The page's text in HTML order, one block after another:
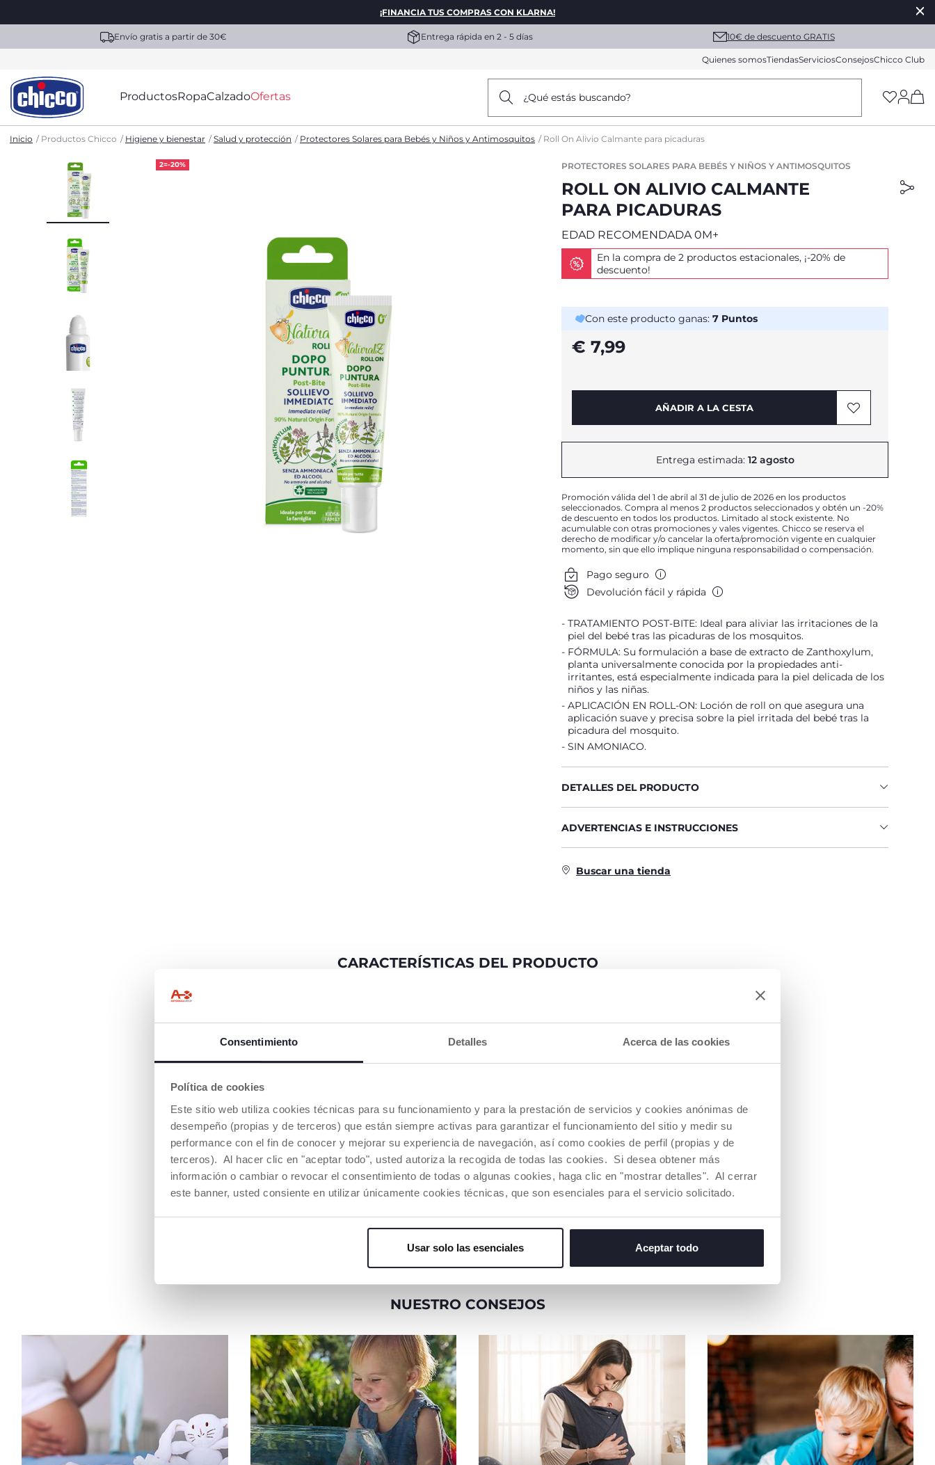
Consentimiento Detalles Acerca de las cookies
Política de cookies
Este sitio web utiliza cookies técnicas para su funcionamiento y para la prestación de servicios y cookies anónimas de
desempeño (propias y de terceros) que están siempre activas para garantizar el funcionamiento del sitio y medir su
performance con el fin de conocer y mejorar su experiencia de navegación, así como cookies de perfil (propias y de
terceros). Al hacer clic en "aceptar todo", usted autoriza la recogida de todas las cookies. Si desea obtener más
información o cambiar o revocar el consentimiento de todas o algunas cookies, haga clic en "mostrar detalles". Al cerrar
este banner, usted consiente en utilizar únicamente cookies técnicas, que son esenciales para el servicio solicitado.
Usar solo las esenciales Aceptar todo
¡FINANCIA TUS COMPRAS CON KLARNA!
Envío gratis a partir de 30€ Entrega rápida en 2 - 5 días 10€ de descuento GRATIS
Quienes somosTiendasServiciosConsejosChicco Club
ProductosRopaCalzadoOfertas ¿Qué estás buscando?
Inicio Productos Chicco Higiene y bienestar Salud y protección Protectores Solares para Bebés y Niños y Antimosquitos Roll On Alivio Calmante para picaduras
2=-20% PROTECTORES SOLARES PARA BEBÉS Y NIÑOS Y ANTIMOSQUITOS
ROLL ON ALIVIO CALMANTE
PARA PICADURAS
EDAD RECOMENDADA 0M+
En la compra de 2 productos estacionales, ¡-20% de
descuento!
Con este producto ganas: 7 Puntos
€ 7,99
AÑADIR A LA CESTA
Entrega estimada: 12 agosto
Promoción válida del 1 de abril al 31 de julio de 2026 en los productos
seleccionados. Compra al menos 2 productos seleccionados y obtén un -20%
de descuento en todos los productos. Limitado al stock existente. No
acumulable con otras promociones y vales vigentes. Chicco se reserva el
derecho de modificar y/o cancelar la oferta/promoción vigente en cualquier
momento, sin que ello implique ninguna responsabilidad o compensación.
Pago seguro
Devolución fácil y rápida
TRATAMIENTO POST-BITE: Ideal para aliviar las irritaciones de la
piel del bebé tras las picaduras de los mosquitos.
FÓRMULA: Su formulación a base de extracto de Zanthoxylum,
planta universalmente conocida por la propiedades anti-
irritantes, está especialmente indicada para la piel delicada de los
niños y las niñas.
APLICACIÓN EN ROLL-ON: Loción de roll on que asegura una
aplicación suave y precisa sobre la piel irritada del bebé tras la
picadura del mosquito.
SIN AMONIACO.
DETALLES DEL PRODUCTO
ADVERTENCIAS E INSTRUCCIONES
Buscar una tienda
CARACTERÍSTICAS DEL PRODUCTO
PROTECCIÓN NATURALZ
CON INGREDIENTES DE
ORIGEN NATURAL
El After Bite de Chicco contiene
un alto porcentaje de
ingredientes de origen natural
diseñados pensando en las
sensible piel de los bebés a
CON ZANTHOXYLUM Y
MENTOL
La fórmula contiene extracto de
Zanthoxylum (una planta
conocida por sus propiedades
calmantes) y mentol. Garantiza
un alivio inmediato y una
IDEAL PARA TODA LA
FAMILIA
Este producto ha sido
desarrollado para cubrir las
necesidades de protección
tanto para bebés, niños y niñas
como para el resto de la familia
NUESTRO CONSEJOS